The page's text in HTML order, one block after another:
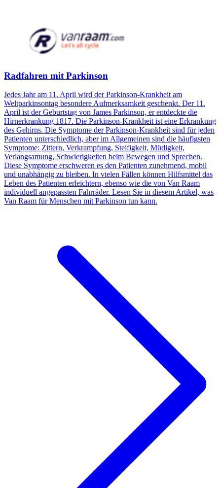
Radfahren mit Parkinson
Jedes Jahr am 11. April wird der Parkinson-Krankheit am
Weltparkinsontag besondere Aufmerksamkeit geschenkt. Der 11.
April ist der Geburtstag von James Parkinson, er entdeckte die
Hirnerkrankung 1817. Die Parkinson-Krankheit ist eine Erkrankung
des Gehirns. Die Symptome der Parkinson-Krankheit sind für jeden
Patienten unterschiedlich, aber im Allgemeinen sind die häufigsten
Symptome: Zittern, Verkrampfung, Steifigkeit, Müdigkeit,
Verlangsamung, Schwierigkeiten beim Bewegen und Sprechen.
Diese Symptome erschweren es den Patienten zunehmend, mobil
und unabhängig zu bleiben. In vielen Fällen können Hilfsmittel das
Leben des Patienten erleichtern, ebenso wie die von Van Raam
individuell angepassten Fahrräder. Lesen Sie in diesem Artikel, was
Van Raam für Menschen mit Parkinson tun kann.